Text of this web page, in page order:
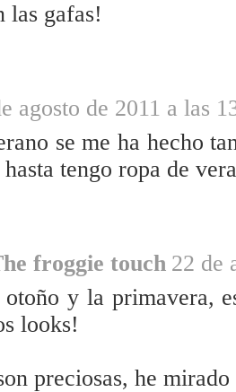
las gafas!
agosto de 2011 a las
se me ha hecho
tengo ropa de
froggie touch 22 de
y la primavera,
looks!
preciosas, he